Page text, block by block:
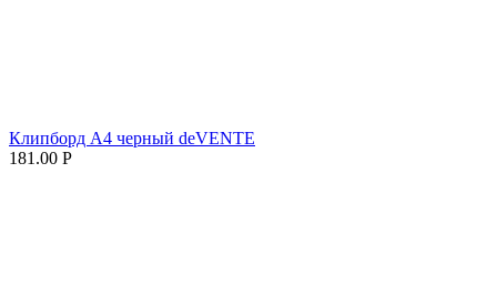
Клипборд А4 черный deVENTE
181.00 Р